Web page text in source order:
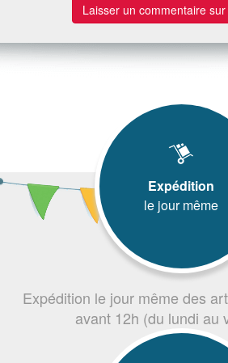
Laisser un commentaire
Expédition
le jour même
Expédition le jour même des
avant 12h (du lundi au